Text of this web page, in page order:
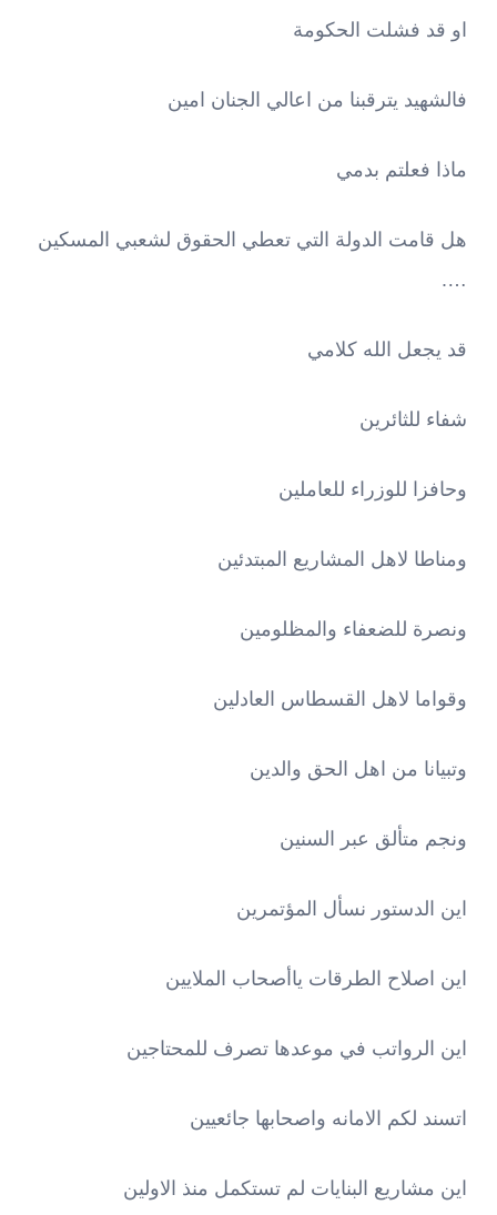
او قد فشلت الحكومة
فالشهيد يترقبنا من اعالي الجنان امين
ماذا فعلتم بدمي
هل قامت الدولة التي تعطي الحقوق لشعبي المسكين
….
قد يجعل الله كلامي
شفاء للثائرين
وحافزا للوزراء للعاملين
ومناطا لاهل المشاريع المبتدئين
ونصرة للضعفاء والمظلومين
وقواما لاهل القسطاس العادلين
وتبيانا من اهل الحق والدين
ونجم متألق عبر السنين
اين الدستور نسأل المؤتمرين
اين اصلاح الطرقات ياأصحاب الملايين
اين الرواتب في موعدها تصرف للمحتاجين
اتسند لكم الامانه واصحابها جائعيين
اين مشاريع البنايات لم تستكمل منذ الاولين